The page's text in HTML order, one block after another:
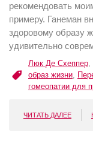
рекомендовать
примеру. Ганеман
здоровому образу
удивительно
Люк Де Схеппер,
образ жизни,
гомеопатии для
ЧИТАТЬ ДАЛЕЕ